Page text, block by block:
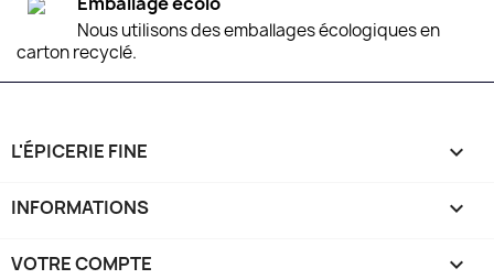
Nous utilisons des emballages écologiques en
carton recyclé.
L'ÉPICERIE FINE 
INFORMATIONS 
VOTRE COMPTE 